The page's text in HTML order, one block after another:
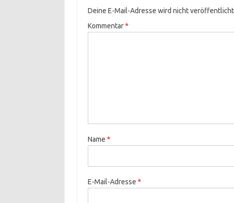
Deine E-Mail-Adresse wird nicht
Kommentar*
Name *
E-Mail-Adresse *